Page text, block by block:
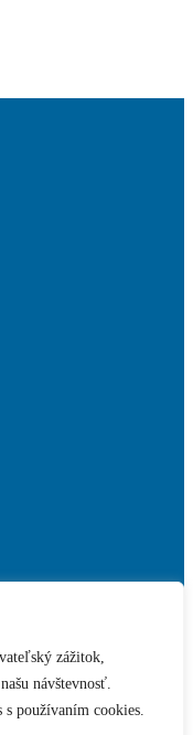
zážitok,
návštevnosť.
používaním cookies.